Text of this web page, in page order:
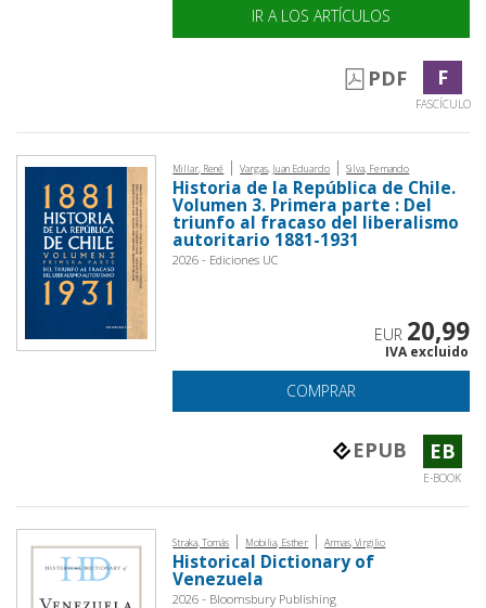
IR A LOS ARTÍCULOS
PDF F
FASCÍCULO
Millar, René | Vargas, Juan Eduardo | Silva, Fernando
Historia de la República de Chile.
Volumen 3. Primera parte : Del
triunfo al fracaso del liberalismo
autoritario 1881-1931
2026 - Ediciones UC
EUR 20,99
IVA excluido
COMPRAR
EPUB EB
E-BOOK
Straka, Tomás | Mobilia, Esther | Armas, Virgilio
Historical Dictionary of
Venezuela
2026 - Bloomsbury Publishing